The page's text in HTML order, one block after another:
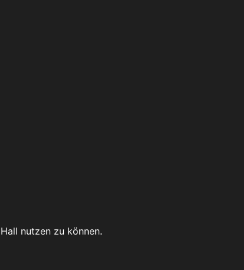
nutzen zu können.